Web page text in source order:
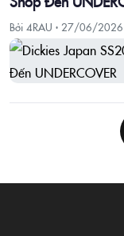
Bởi 4RAU · 27/06/2026